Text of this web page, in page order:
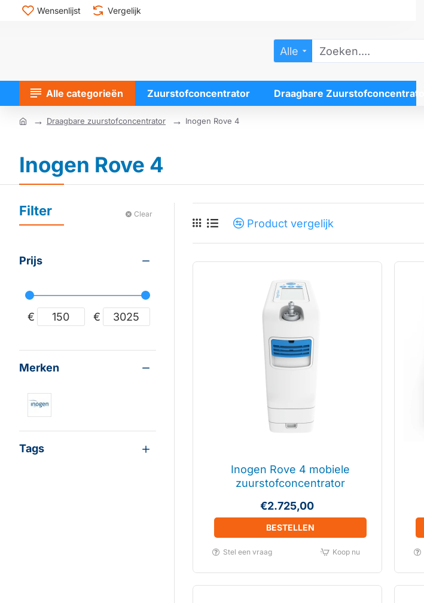
Wensenlijst Vergelijk
Alle
Zoeken....
Alle categorieën Zuurstofconcentrator Draagbare Zuurstofconcentrator
Inogen Rove 4
Draagbare zuurstofconcentrator Inogen Rove 4
Filter Clear
Prijs
€ €
Merken
Tags
Product vergelijk
Inogen Rove 4 mobiele
zuurstofconcentrator
€2.725,00
BESTELLEN
Stel een vraag Koop nu